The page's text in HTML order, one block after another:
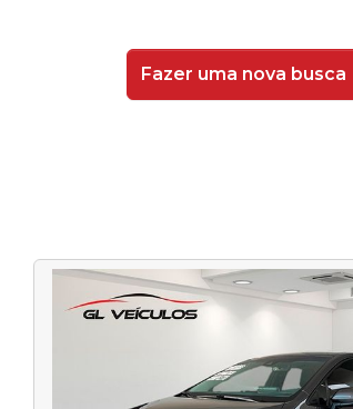
Fazer uma nova busca